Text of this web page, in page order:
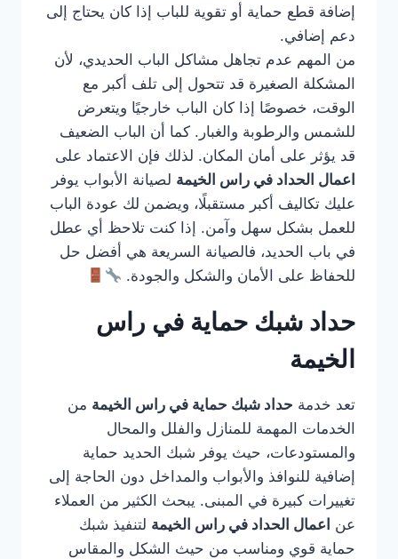
إضافة قطع حماية أو تقوية للباب إذا كان يحتاج إلى
دعم إضافي.
من المهم عدم تجاهل مشاكل الباب الحديدي، لأن
المشكلة الصغيرة قد تتحول إلى تلف أكبر مع
الوقت، خصوصًا إذا كان الباب خارجيًا ويتعرض
للشمس والرطوبة والغبار. كما أن الباب الضعيف
قد يؤثر على أمان المكان. لذلك فإن الاعتماد على
اعمال الحداد في راس الخيمة لصيانة الأبواب يوفر
عليك تكاليف أكبر مستقبلًا، ويضمن لك عودة الباب
للعمل بشكل سهل وآمن. إذا كنت تلاحظ أي عطل
في باب الحديد، فالصيانة السريعة هي أفضل حل
للحفاظ على الأمان والشكل والجودة.
حداد شبك حماية في راس
الخيمة
تعد خدمة حداد شبك حماية في راس الخيمة من
الخدمات المهمة للمنازل والفلل والمحال
والمستودعات، حيث يوفر شبك الحديد حماية
إضافية للنوافذ والأبواب والمداخل دون الحاجة إلى
تغييرات كبيرة في المبنى. يبحث الكثير من العملاء
عن اعمال الحداد في راس الخيمة لتنفيذ شبك
حماية قوي ومناسب من حيث الشكل والمقاس